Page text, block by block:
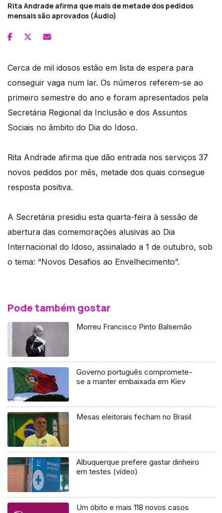
Rita Andrade afirma que mais de metade dos pedidos
mensais são aprovados (Áudio)
Cerca de mil idosos estão em lista de espera para
conseguir vaga num lar. Os números referem-se ao
primeiro semestre do ano e foram apresentados pela
Secretária Regional da Inclusão e dos Assuntos
Sociais no âmbito do Dia do Idoso.
Rita Andrade afirma que dão entrada nos serviços 37
novos pedidos por mês, metade dos quais consegue
resposta positiva.
A Secretária presidiu esta quarta-feira à sessão de
abertura das comemorações alusivas ao Dia
Internacional do Idoso, assinalado a 1 de outubro, sob
o tema: “Novos Desafios ao Envelhecimento”.
Pode também gostar
Morreu Francisco Pinto Balsemão
Governo português compromete-
se a manter embaixada em Kiev
Mesas eleitorais fecham no Brasil
Albuquerque prefere gastar dinheiro
em testes (vídeo)
Um óbito e mais 118 novos casos